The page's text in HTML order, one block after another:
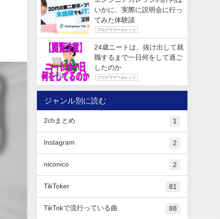
いかに、実際に説明会に行っ
てみた体験談
プログラマーカレッジ
24歳ニートは、抜け出して就
職するまで一日何をして過ご
したのか
プログラマーカレッジ
ジャンル別に読む
2chまとめ 1
Instagram 2
niconico 2
TikToker 81
TikTokで流行っている曲 88